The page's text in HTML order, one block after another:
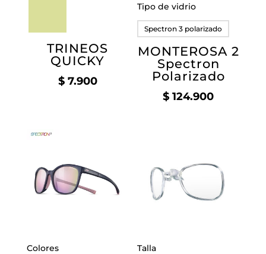
TRINEOS
QUICKY
$7.900
Tipo de vidrio
Spectron 3 polarizado
MONTEROSA 2
Spectron
Polarizado
$ 124.900
Colores Talla